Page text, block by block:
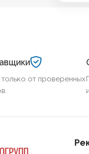
от проверенных